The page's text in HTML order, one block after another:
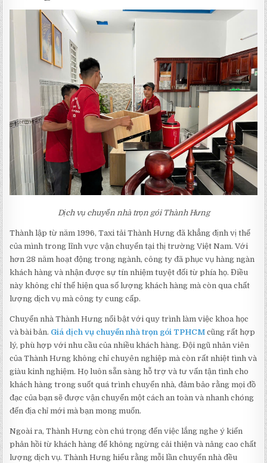
Dịch vụ chuyển nhà trọn gói Thành Hưng
Thành lập từ năm 1996, Taxi tải Thành Hưng đã khẳng định vị thế
của mình trong lĩnh vực vận chuyển tại thị trường Việt Nam. Với
hơn 28 năm hoạt động trong ngành, công ty đã phục vụ hàng ngàn
khách hàng và nhận được sự tín nhiệm tuyệt đối từ phía họ. Điều
này không chỉ thể hiện qua số lượng khách hàng mà còn qua chất
lượng dịch vụ mà công ty cung cấp.
Chuyển nhà Thành Hưng nổi bật với quy trình làm việc khoa học
và bài bản. Giá dịch vụ chuyển nhà trọn gói TPHCM cũng rất hợp
lý, phù hợp với nhu cầu của nhiều khách hàng. Đội ngũ nhân viên
của Thành Hưng không chỉ chuyên nghiệp mà còn rất nhiệt tình và
giàu kinh nghiệm. Họ luôn sẵn sàng hỗ trợ và tư vấn tận tình cho
khách hàng trong suốt quá trình chuyển nhà, đảm bảo rằng mọi đồ
đạc của bạn sẽ được vận chuyển một cách an toàn và nhanh chóng
đến địa chỉ mới mà bạn mong muốn.
Ngoài ra, Thành Hưng còn chú trọng đến việc lắng nghe ý kiến
phản hồi từ khách hàng để không ngừng cải thiện và nâng cao chất
lượng dịch vụ. Thành Hưng hiểu rằng mỗi lần chuyển nhà đều